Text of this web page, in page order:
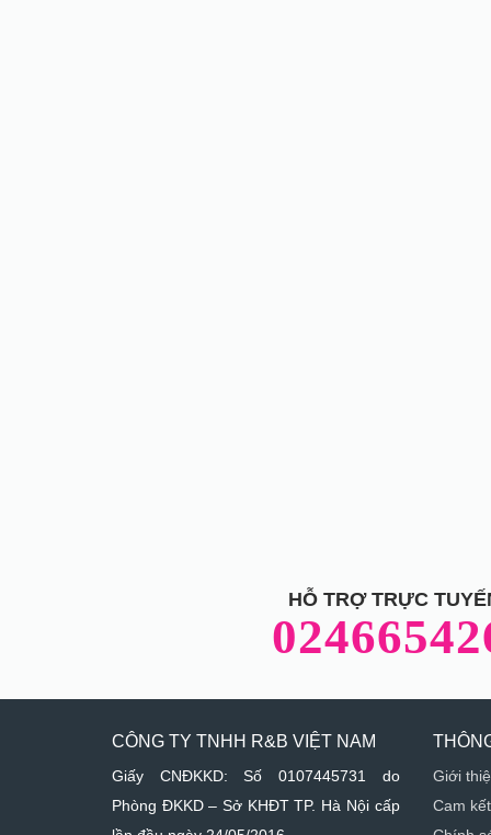
HỖ TRỢ TRỰC
CÔNG TY TNHH R&B VIỆT NAM
Giấy CNĐKKD: Số 0107445731 do
Phòng ĐKKD – Sở KHĐT TP. Hà Nội cấp
Giới
Cam